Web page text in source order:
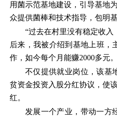
用菌示范基地建设，引导基地
众提供菌棒和技术指导，包明
“过去在村里没有稳定收入
后来，我被介绍到基地上班，
作，如今每个月能赚2000多元
不仅提供就业岗位，该基
贫资金投资入股分红协议，使
红。
发展一个产业，带动一方